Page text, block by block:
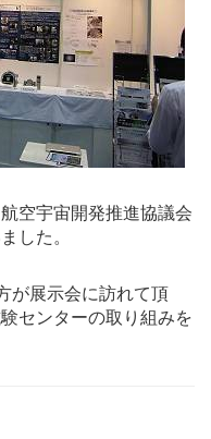
空宇宙開発推進協議会
した。
が展示会に訪れて頂
センターの取り組みを